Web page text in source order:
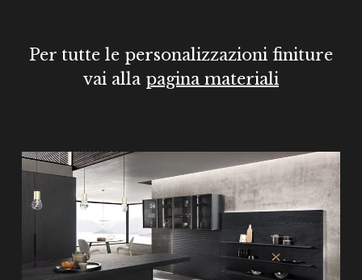
Per tutte le personalizzazioni finiture
vai alla pagina materiali